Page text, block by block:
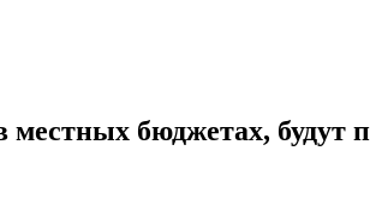
бюджетах, будут